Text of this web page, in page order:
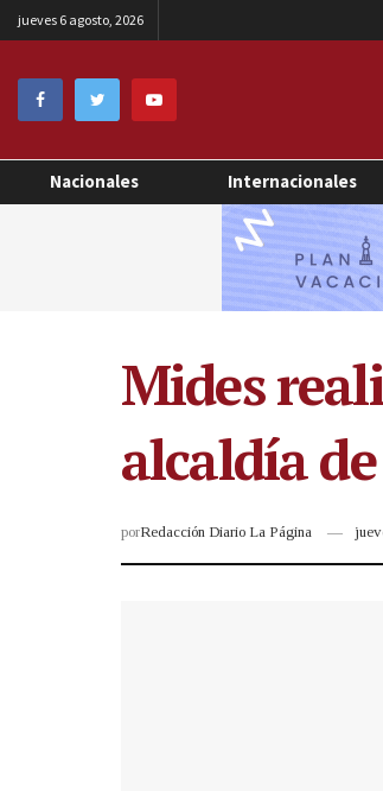
jueves 6 agosto, 2026
Nacionales Internacionales
Mides
alcaldía
porRedacción Diario La Página